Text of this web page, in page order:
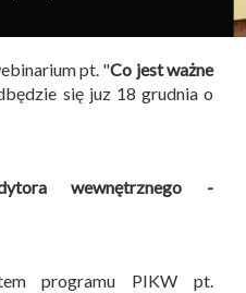
pt. "Co jest ważne
się juz 18 grudnia o
wewnętrznego -
programu PIKW pt.